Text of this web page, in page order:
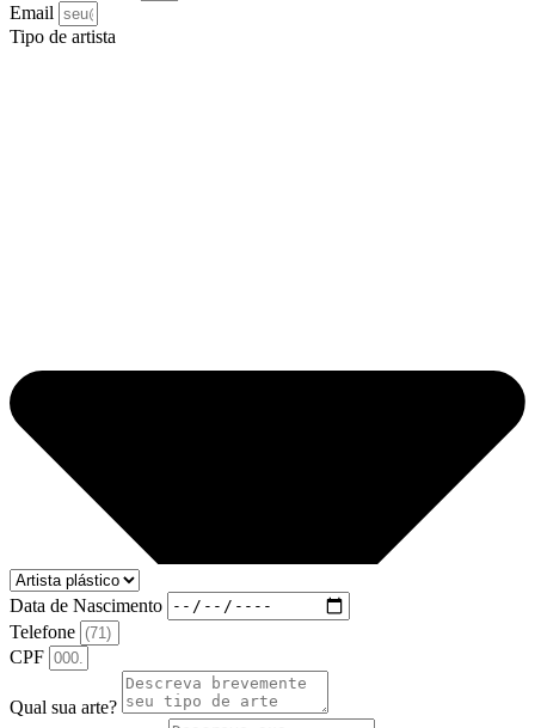
Email
Tipo de artista
Data de Nascimento
Telefone
CPF
Qual sua arte?